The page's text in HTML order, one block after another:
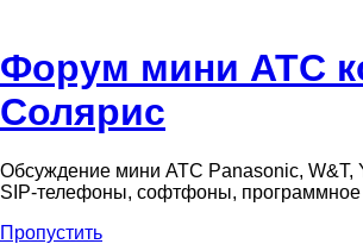
Форум мини АТС
Солярис
Обсуждение мини АТС Panasonic, W&T,
SIP-телефоны, софтфоны, программное
Пропустить